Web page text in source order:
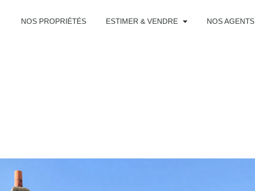
NOS PROPRIÉTÉS ESTIMER & VENDRE NOS AGENTS